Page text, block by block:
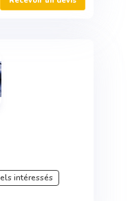
intéressés